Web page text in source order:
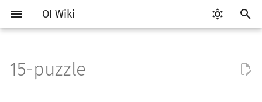
OI Wiki
Getting Started
比赛相关简介
工具软件简介
语言基础简介
算法基础简介
搜索部分简介
动态规划部分简介
字符串部分简介
数学部分简介
数据结构部分简介
图论部分简介
计算几何部分简介
离线算法简介
随机函数
简介
RMQ
15-puzzle